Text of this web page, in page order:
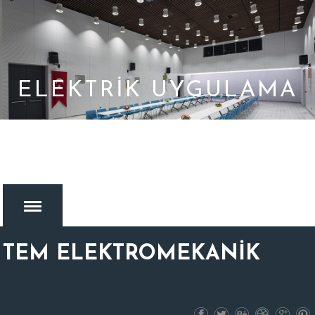
ELEKTRIK UYGULAMA
TEM ELEKTROMEKANİK
MENU